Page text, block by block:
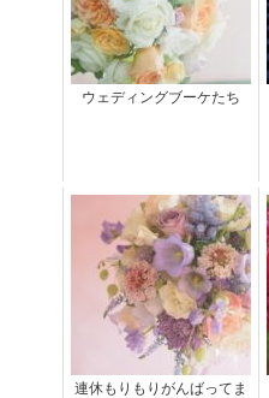
ウェディングブーケたち
連休もりもりがんばってま